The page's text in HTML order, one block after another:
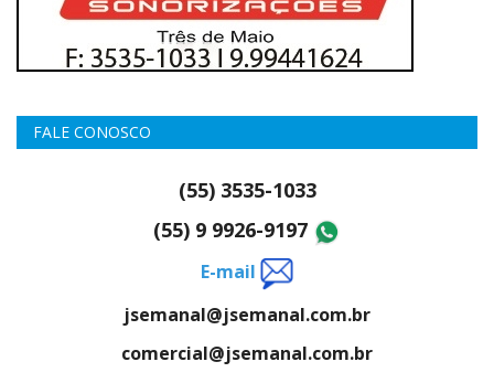
FALE CONOSCO
(55) 3535-1033
(55) 9 9926-9197
E-mail
jsemanal@jsemanal.com.br
comercial@jsemanal.com.br